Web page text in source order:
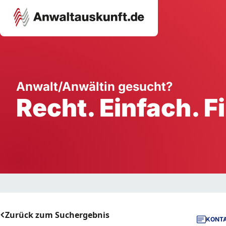
Ausbildung
Handwerk
Dienstleistung
Anwalt/Anwältin gesucht?
Recht. Einfach.
Zurück zum Suchergebnis